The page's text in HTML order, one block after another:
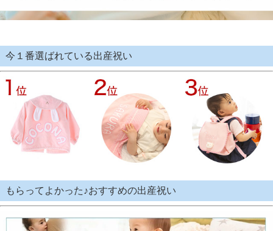
今１番選ばれている出産祝い
もらってよかった♪おすすめの出産祝い